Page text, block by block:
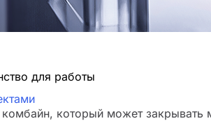
для работы
который может закрывать